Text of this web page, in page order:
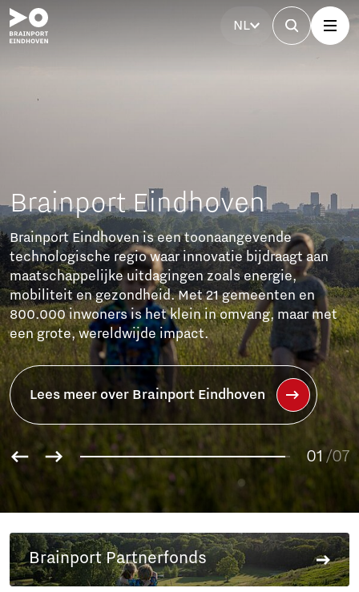
NL
Brainport Partnerfonds
Het Brainport Partnerfonds versterkt de regio met
investeringen van bedrijven. Samen werken ze aan
bereikbaarheid, betaalbare woningen, technisch
talent, een sterke arbeidsmarkt en sociale cohesie.
Dit zorgt voor duurzame groei en een goede balans
tussen welvaart en welzijn.
Lees meer over het Brainport
01
02
03
04
06
07
/07
Brainport Partnerfonds